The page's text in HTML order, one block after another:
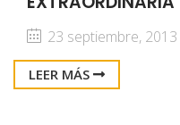
23 septiembre, 2013
LEER MÁS